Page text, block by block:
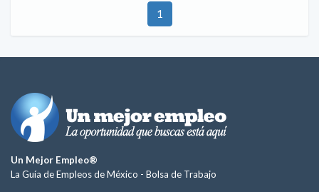
1
Un Mejor Empleo®
La Guía de Empleos de México - Bolsa de Trabajo